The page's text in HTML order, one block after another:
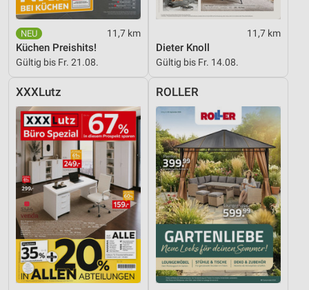
11,7 km
Küchen Preishits!
Gültig bis Fr. 21.08.
11,7 km
Dieter Knoll
Gültig bis Fr. 14.08.
XXXLutz ROLLER